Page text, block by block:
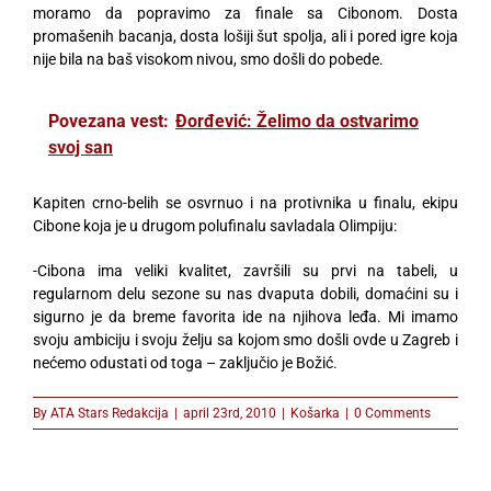
moramo da popravimo za finale sa Cibonom. Dosta
promašenih bacanja, dosta lošiji šut spolja, ali i pored igre koja
nije bila na baš visokom nivou, smo došli do pobede.
Povezana vest: Đorđević: Želimo da ostvarimo
svoj san
Kapiten crno-belih se osvrnuo i na protivnika u finalu, ekipu
Cibone koja je u drugom polufinalu savladala Olimpiju:
-Cibona ima veliki kvalitet, završili su prvi na tabeli, u
regularnom delu sezone su nas dvaputa dobili, domaćini su i
sigurno je da breme favorita ide na njihova leđa. Mi imamo
svoju ambiciju i svoju želju sa kojom smo došli ovde u Zagreb i
nećemo odustati od toga – zaključio je Božić.
By ATA Stars Redakcija april 23rd, 2010 Košarka 0 Comments